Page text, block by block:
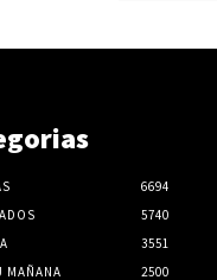
6694
5740
3551
MAÑANA
2500